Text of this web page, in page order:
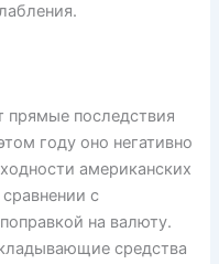
прямые последствия
году оно негативно
американских
с
на валюту.
средства